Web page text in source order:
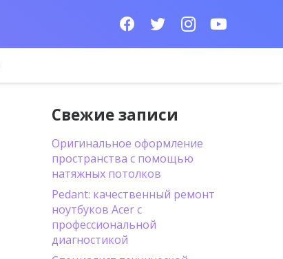
Свежие записи
Оригинальное оформление
пространства с помощью
натяжных потолков
Pedant: качественный ремонт
ноутбуков Acer с
профессиональной
диагностикой